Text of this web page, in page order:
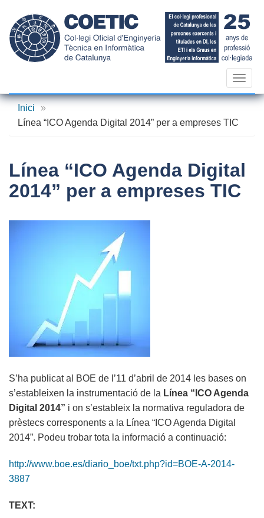
contingut
Inici
»
Línea “ICO Agenda Digital 2014” per a empreses TIC
Línea “ICO Agenda Digital
2014” per a empreses TIC
S’ha publicat al BOE de l’11 d’abril de 2014 les bases on
s’estableixen la instrumentació de la Línea “ICO Agenda
Digital 2014” i on s’estableix la normativa reguladora de
prèstecs corresponents a la Línea “ICO Agenda Digital
2014”. Podeu trobar tota la informació a continuació:
http://www.boe.es/diario_boe/txt.php?id=BOE-A-2014-
3887
TEXT: